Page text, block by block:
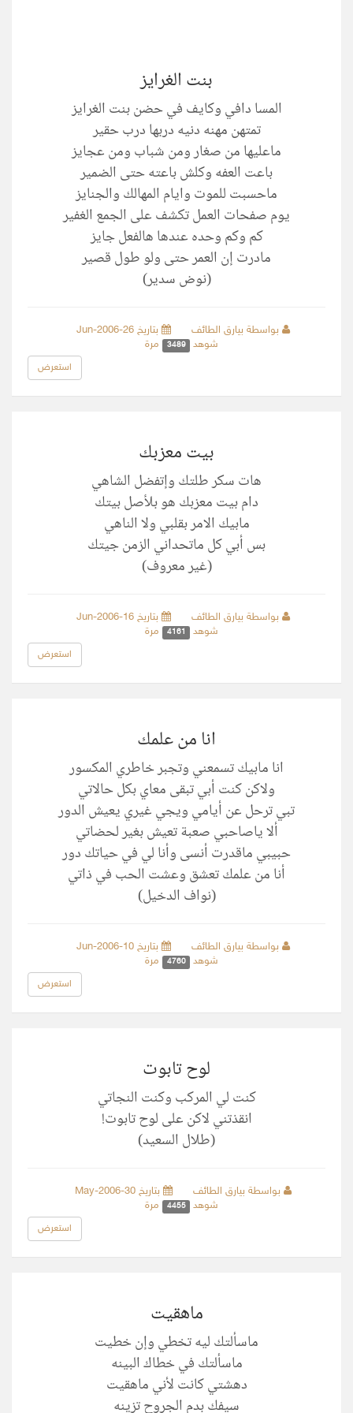
بنت الغرايز
المسا دافي وكايف في حضن بنت الغرايز
تمتهن مهنه دنيه دربها درب حقير
ماعليها من صغار ومن شباب ومن عجايز
باعت العفه وكلش باعته حتى الضمير
ماحسبت للموت وايام المهالك والجنايز
يوم صفحات العمل تكشف على الجمع الغفير
كم وكم وحده عندها هالفعل جايز
مادرت إن العمر حتى ولو طول قصير
(نوض سدير)
بواسطة بيارق الطائف
بتاريخ 26-Jun-2006
شوهد
3489 مرة
استعرض
بيت معزبك
هات سكر طلتك وإتفضل الشاهي
دام بيت معزبك هو بلأصل بيتك
مابيك الامر بقلبي ولا الناهي
بس أبي كل ماتحداني الزمن جيتك
(غير معروف)
بواسطة بيارق الطائف
بتاريخ 16-Jun-2006
شوهد
4161 مرة
استعرض
انا من علمك
انا مابيك تسمعني وتجبر خاطري المكسور
ولاكن كنت أبي تبقى معاي بكل حالاتي
تبي ترحل عن أيامي ويجي غيري يعيش الدور
ألا ياصاحبي صعبة تعيش بغير لحضاتي
حبيبي ماقدرت أنسى وأنا لي في حياتك دور
أنا من علمك تعشق وعشت الحب في ذاتي
(نواف الدخيل)
بواسطة بيارق الطائف
بتاريخ 10-Jun-2006
شوهد
4760 مرة
استعرض
لوح تابوت
كنت لي المركب وكنت النجاتي
انقذتني لاكن على لوح تابوت!
(طلال السعيد)
بواسطة بيارق الطائف
بتاريخ 30-May-2006
شوهد
4455 مرة
استعرض
ماهقيت
ماسألتك ليه تخطي وإن خطيت
ماسألتك في خطاك البينه
دهشتي كانت لأني ماهقيت
سيفك بدم الجروح تزينه